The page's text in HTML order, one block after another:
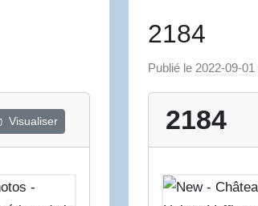
Visualiser
2184
Publié le 2022-09-01
2184